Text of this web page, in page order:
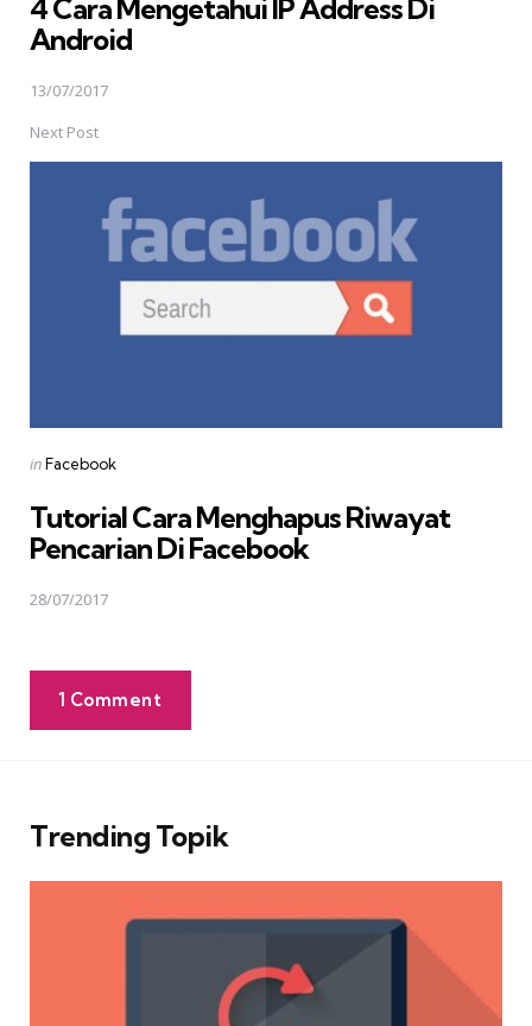
4 Cara Mengetahui IP Address Di
Android
13/07/2017
Next Post
Posted
inFacebook
Tutorial Cara Menghapus Riwayat
Pencarian Di Facebook
28/07/2017
1 Comment
Trending Topik